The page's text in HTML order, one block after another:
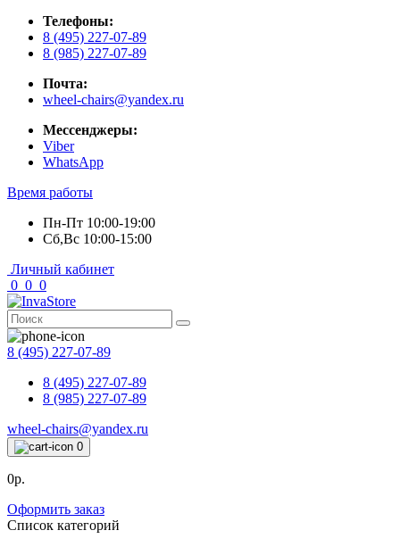
Телефоны:
8 (495) 227-07-89
8 (985) 227-07-89
Почта:
wheel-chairs@yandex.ru
Мессенджеры:
Viber
WhatsApp
Время работы
Пн-Пт 10:00-19:00
Сб,Вс 10:00-15:00
Личный кабинет
0 0 0
8 (495) 227-07-89
8 (495) 227-07-89
8 (985) 227-07-89
wheel-chairs@yandex.ru
0
0р.
Оформить заказ
Список категорий